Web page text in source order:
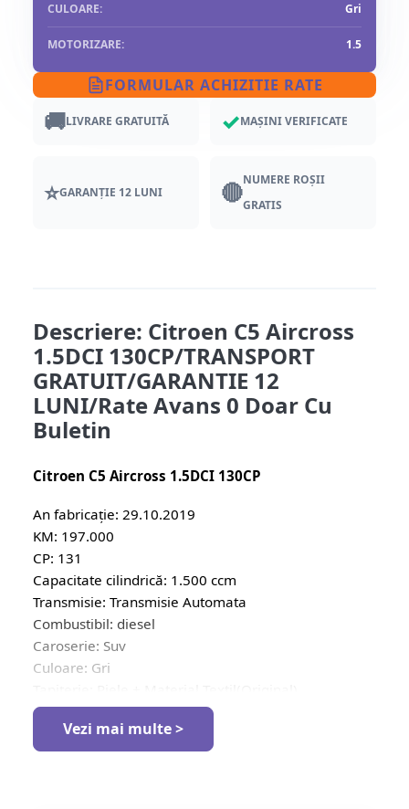
CULOARE: Gri
MOTORIZARE: 1.5
FORMULAR ACHIZITIE RATE
🚚LIVRARE GRATUITĂ ✓MAȘINI VERIFICATE
⭐GARANȚIE 12 LUNI 🔴NUMERE ROȘII
GRATIS
Descriere: Citroen C5 Aircross
1.5DCI 130CP/TRANSPORT
GRATUIT/GARANTIE 12
LUNI/Rate Avans 0 Doar Cu
Buletin
Citroen C5 Aircross 1.5DCI 130CP
An fabricație: 29.10.2019
KM: 197.000
CP: 131
Capacitate cilindrică: 1.500 ccm
Transmisie: Transmisie Automata
Combustibil: diesel
Caroserie: Suv
Culoare: Gri
Numărul de uși: 5
Tractiune: Fata
– Padele pentru Schimbarea Treptelor de Viteza
Vezi mai multe >